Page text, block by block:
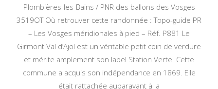
Plombières-les-Bains / PNR des ballons des Vosges
3519OT Où retrouver cette randonnée : Topo-guide PR
– Les Vosges méridionales à pied – Réf. P881 Le
Girmont Val d’Ajol est un véritable petit coin de verdure
et mérite amplement son label Station Verte. Cette
commune a acquis son indépendance en 1869. Elle
était rattachée auparavant à la